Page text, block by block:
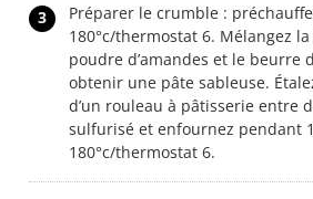
3
Préparer le crumble :
180°c/thermostat 6. Mélangez
poudre d’amandes et le beurre
obtenir une pâte sableuse.
d’un rouleau à pâtisserie entre
sulfurisé et enfournez pendant
180°c/thermostat 6.